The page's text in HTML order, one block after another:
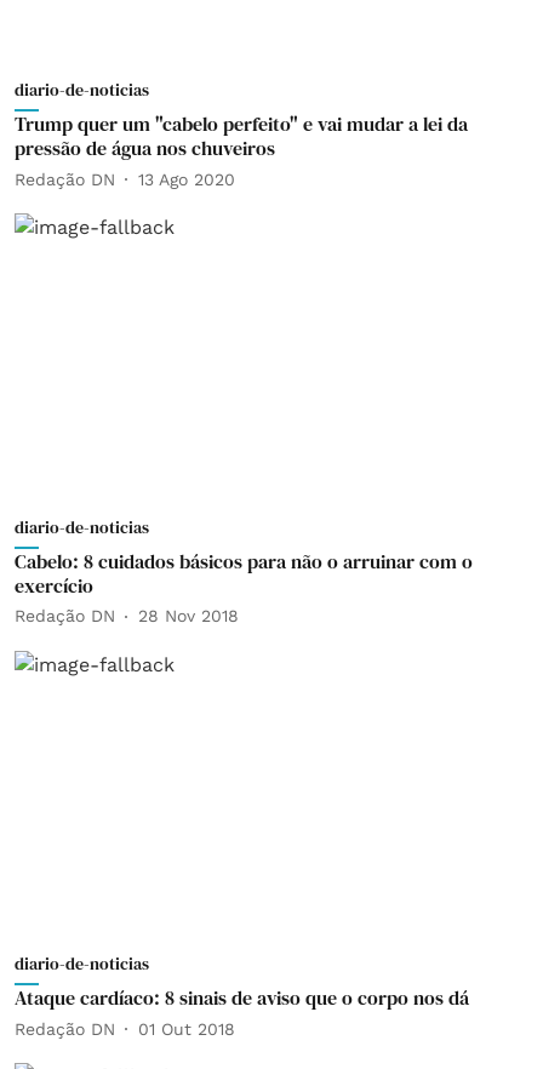
diario-de-noticias
Trump quer um "cabelo perfeito" e vai mudar a lei da
pressão de água nos chuveiros
Redação DN 13 Ago 2020
diario-de-noticias
Cabelo: 8 cuidados básicos para não o arruinar com o
exercício
Redação DN 28 Nov 2018
diario-de-noticias
Ataque cardíaco: 8 sinais de aviso que o corpo nos dá
Redação DN 01 Out 2018